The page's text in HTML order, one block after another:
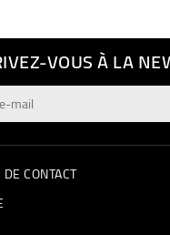
VOUS À LA
CONTACT